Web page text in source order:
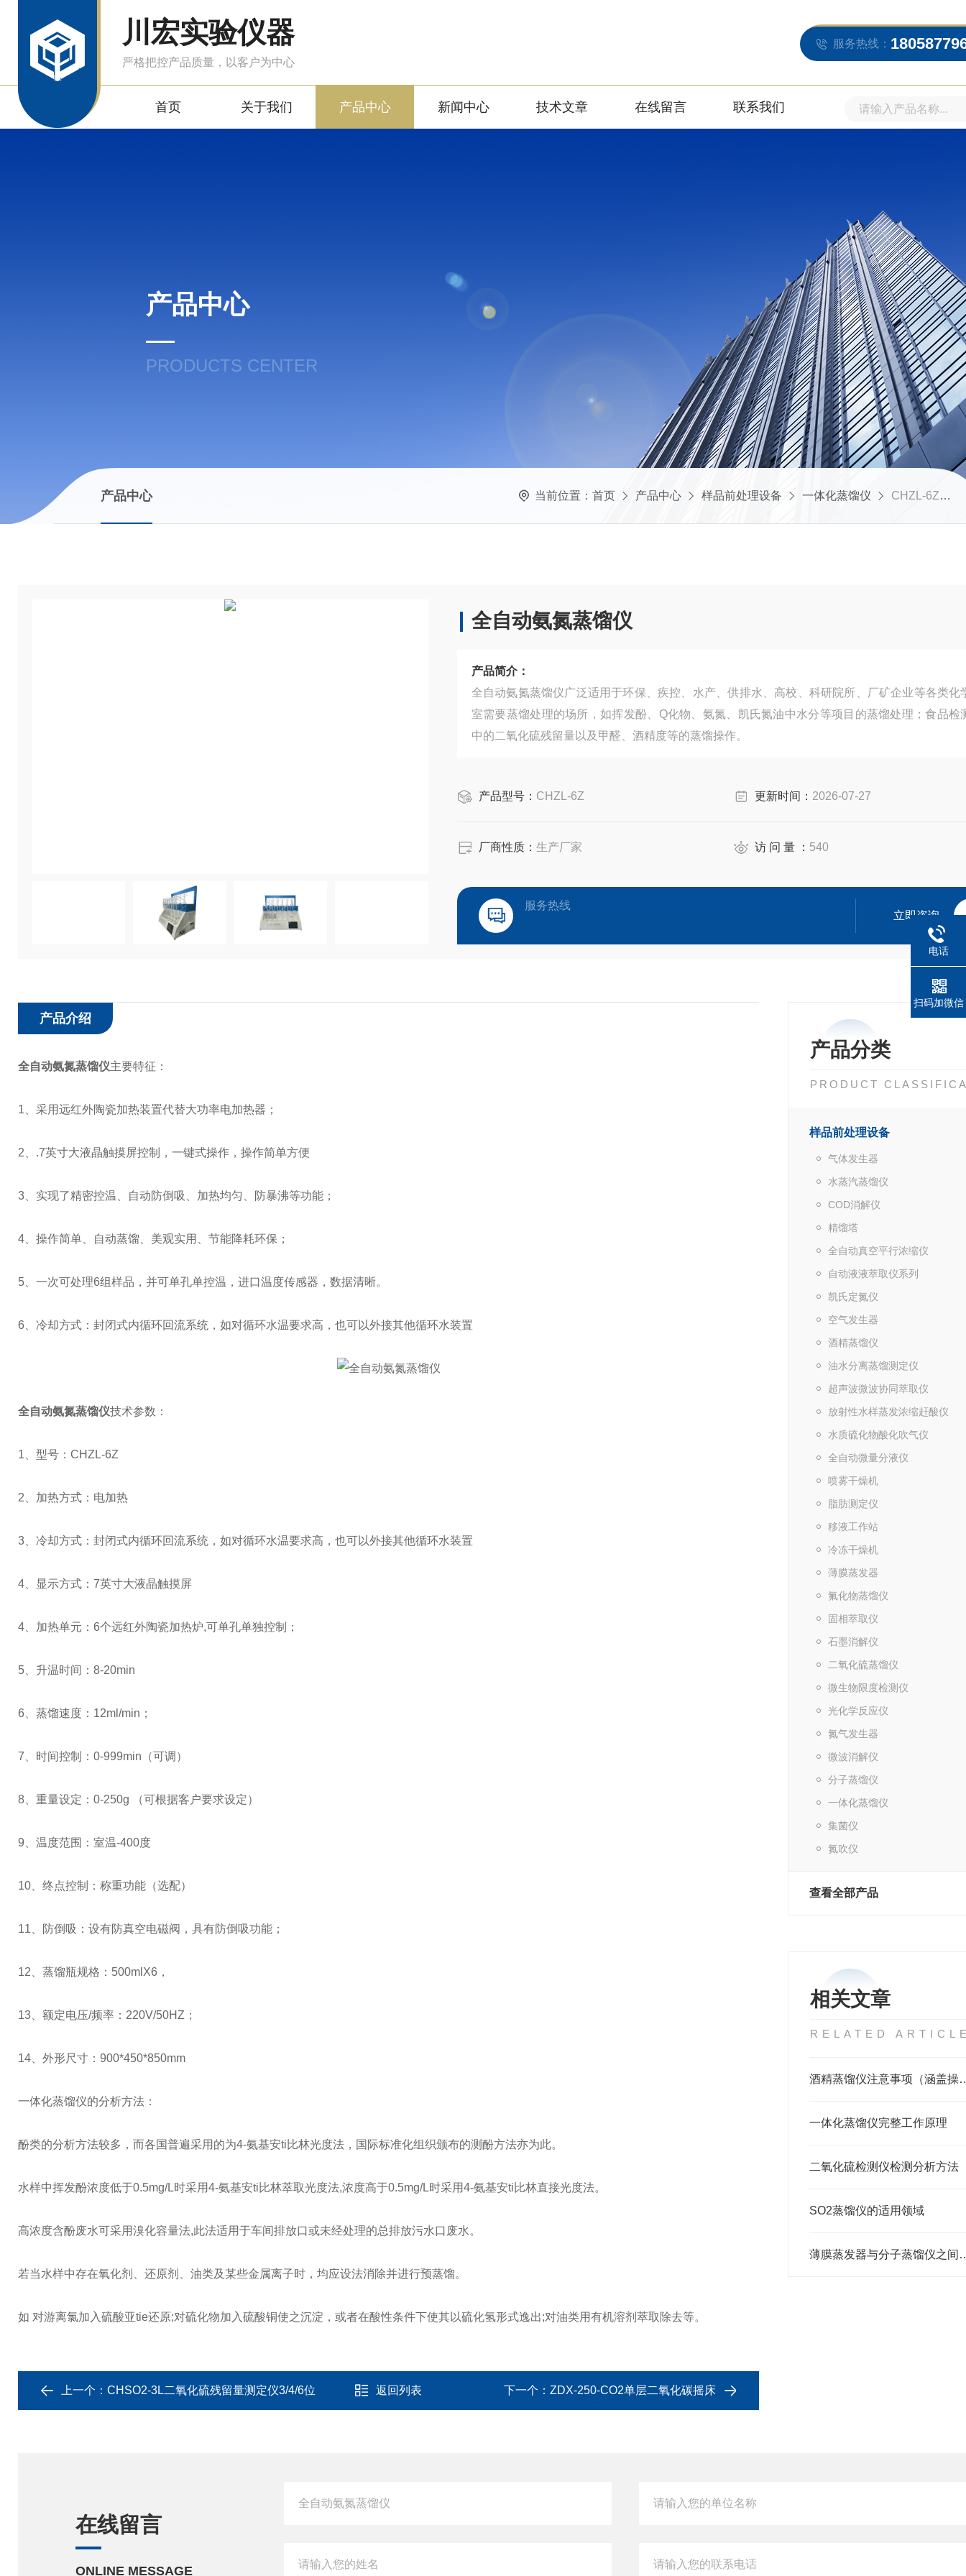
川宏实验仪器
严格把控产品质量，以客户为中心
服务热线：
首页 关于我们 产品中心 新闻中心 技术文章 在线留言 联系我们
产品中心
PRODUCTS CENTER
产品中心 当前位置： 首页 产品中心 样品前处理设备 一体化蒸馏仪 CHZL-6Z全自动氨氮蒸馏仪
全自动氨氮蒸馏仪
产品简介：
全自动氨氮蒸馏仪广泛适用于环保、疾控、水产、供排水、高校、科研院所、厂矿企业等各类化
室需要蒸馏处理的场所，如挥发酚、Q化物、氨氮、凯氏氮油中水分等项目的蒸馏处理；食品检
中的二氧化硫残留量以及甲醛、酒精度等的蒸馏操作。
产品型号： CHZL-6Z 更新时间： 2026-07-27
厂商性质： 生产厂家 访 问 量 ： 540
服务热线
立即咨询
产品分类
PRODUCT
样品前处理设备
气体发生器
水蒸汽蒸馏仪
COD消解仪
精馏塔
全自动真空平行浓缩仪
自动液液萃取仪系列
凯氏定氮仪
空气发生器
酒精蒸馏仪
油水分离蒸馏测定仪
超声波微波协同萃取仪
放射性水样蒸发浓缩赶酸仪
水质硫化物酸化吹气仪
全自动微量分液仪
喷雾干燥机
脂肪测定仪
移液工作站
冷冻干燥机
薄膜蒸发器
氟化物蒸馏仪
固相萃取仪
石墨消解仪
二氧化硫蒸馏仪
微生物限度检测仪
光化学反应仪
氮气发生器
微波消解仪
分子蒸馏仪
一体化蒸馏仪
集菌仪
氮吹仪
查看全部产品
相关文章
RELATED
酒精蒸馏仪注意事项
一体化蒸馏仪完整工作原理
二氧化硫检测仪检测分析方法
SO2蒸馏仪的适用领域
薄膜蒸发器与
产品介绍
全自动氨氮蒸馏仪主要特征：
1、采用远红外陶瓷加热装置代替大功率电加热器；
2、.7英寸大液晶触摸屏控制，一键式操作，操作简单方便
3、实现了精密控温、自动防倒吸、加热均匀、防暴沸等功能；
4、操作简单、自动蒸馏、美观实用、节能降耗环保；
5、一次可处理6组样品，并可单孔单控温，进口温度传感器，数据清晰。
6、冷却方式：封闭式内循环回流系统，如对循环水温要求高，也可以外接其他循环水装置
全自动氨氮蒸馏仪技术参数：
1、型号：CHZL-6Z
2、加热方式：电加热
3、冷却方式：封闭式内循环回流系统，如对循环水温要求高，也可以外接其他循环水装置
4、显示方式：7英寸大液晶触摸屏
4、加热单元：6个远红外陶瓷加热炉,可单孔单独控制；
5、升温时间：8-20min
6、蒸馏速度：12ml/min；
7、时间控制：0-999min（可调）
8、重量设定：0-250g （可根据客户要求设定）
9、温度范围：室温-400度
10、终点控制：称重功能（选配）
11、防倒吸：设有防真空电磁阀，具有防倒吸功能；
12、蒸馏瓶规格：500mlX6，
13、额定电压/频率：220V/50HZ；
14、外形尺寸：900*450*850mm
一体化蒸馏仪的分析方法：
酚类的分析方法较多，而各国普遍采用的为4-氨基安ti比林光度法，国际标准化组织颁布的测酚方法亦为此。
水样中挥发酚浓度低于0.5mg/L时采用4-氨基安ti比林萃取光度法,浓度高于0.5mg/L时采用4-氨基安ti比林直接光度法。
高浓度含酚废水可采用溴化容量法,此法适用于车间排放口或未经处理的总排放污水口废水。
若当水样中存在氧化剂、还原剂、油类及某些金属离子时，均应设法消除并进行预蒸馏。
如 对游离氯加入硫酸亚tie还原;对硫化物加入硫酸铜使之沉淀，或者在酸性条件下使其以硫化氢形式逸出;对油类用有机溶剂萃取除去等。
上一个： CHSO2-3L二氧化硫残留量测定仪3/4/6位 返回列表 下一个： ZDX-250-CO2单层二氧化碳摇床
在线留言
ONLINE MESSAGE
电话
扫码加微信